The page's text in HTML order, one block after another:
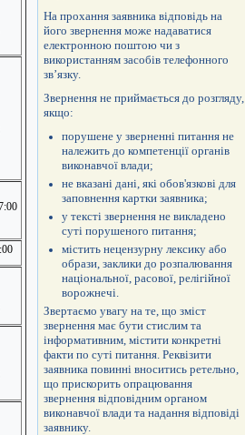
На прохання заявника відповідь на
його звернення може надаватися
електронною поштою чи з
використанням засобів телефонного
зв’язку.
Звернення не приймається до розгляду,
якщо:
порушене у зверненні питання не
належить до компетенції органів
виконавчої влади;
не вказані дані, які обов'язкові для
заповнення картки заявника;
у тексті звернення не викладено
суті порушеного питання;
містить нецензурну лексику або
образи, заклики до розпалювання
національної, расової, релігійної
ворожнечі.
Звертаємо увагу на те, що зміст
звернення має бути стислим та
інформативним, містити конкретні
факти по суті питання. Реквізити
заявника повинні вноситись ретельно,
що прискорить опрацювання
звернення відповідним органом
виконавчої влади та надання відповіді
заявнику.